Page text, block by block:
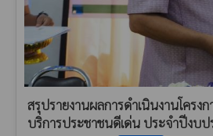
สรุปรายงานผลการดำเนินงานโคร
บริการประชาชนดีเด่น ประจำปีงบ